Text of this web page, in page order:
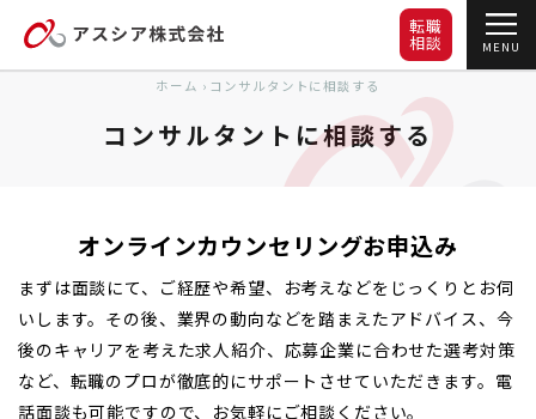
MENU
転職
相談
ホーム › コンサルタントに相談する
コンサルタントに相談する
オンラインカウンセリングお申込み
まずは面談にて、ご経歴や希望、お考えなどをじっくりとお伺
いします。その後、業界の動向などを踏まえたアドバイス、今
後のキャリアを考えた求人紹介、応募企業に合わせた選考対策
など、転職のプロが徹底的にサポートさせていただきます。電
話面談も可能ですので、お気軽にご相談ください。